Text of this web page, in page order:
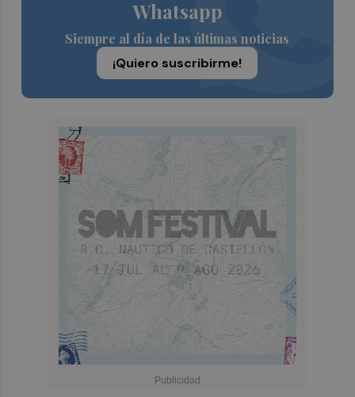
Whatsapp
Siempre al día de las últimas noticias
¡Quiero suscribirme!